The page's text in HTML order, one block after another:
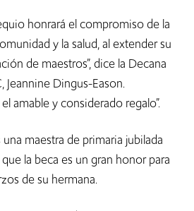
honrará el compromiso de la
y la salud, al extender su
de maestros”, dice la Decana
Jeannine Dingus-Eason.
amable y considerado regalo”.
maestra de primaria jubilada
la beca es un gran honor para
de su hermana.